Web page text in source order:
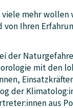
viele mehr
Ihren
der
mit den
der
aus